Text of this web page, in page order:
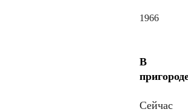
1966
В
Сейчас